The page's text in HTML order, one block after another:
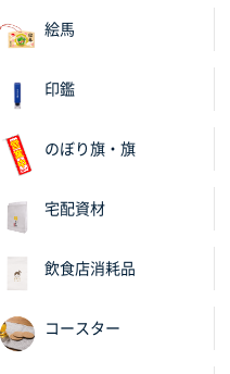
ります。
イズ)
絵馬
印鑑
のぼり旗・旗
宅配資材
飲食店消耗品
コースター